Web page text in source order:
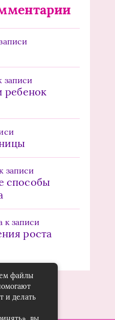
записи
ребенок
записи
способы
к записи
роста
файлы
и делать